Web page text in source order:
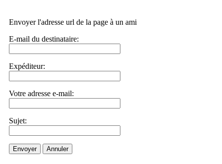
Envoyer l'adresse url de la page à un ami
E-mail du destinataire:
Expéditeur:
Votre adresse e-mail:
Sujet:
Envoyer Annuler